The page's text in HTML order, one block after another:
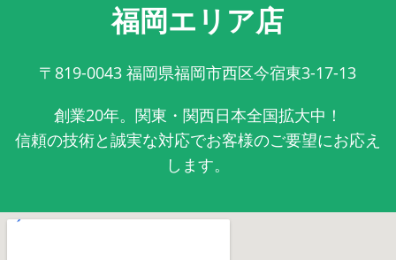
福岡エリア店
〒819-0043 福岡県福岡市西区今宿東3-17-13
創業20年。関東・関西日本全国拡大中！
信頼の技術と誠実な対応でお客様のご要望にお応え
します。